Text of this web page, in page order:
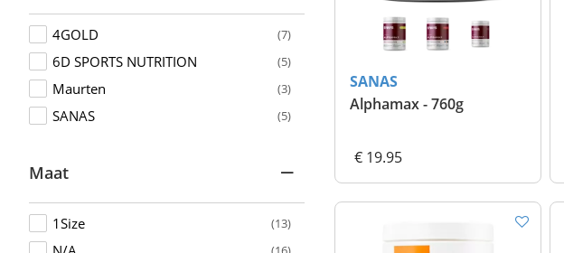
(7)
4GOLD
(5)
6D SPORTS NUTRITION
(3)
Maurten
(5)
SANAS
Maat
(13)
1Size
SANAS
Alphamax - 760g
€ 19.95